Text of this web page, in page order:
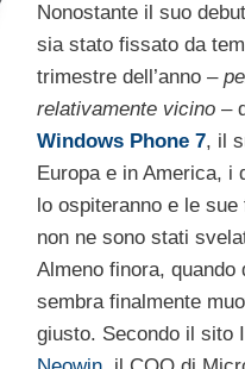
Nonostante il suo
sia stato fissato da
trimestre dell’anno –
relativamente vicino–
Windows Phone 7, il
Europa e in America, i
lo ospiteranno e le
non ne sono stati
Almeno finora, quando
sembra finalmente
giusto. Secondo il sito